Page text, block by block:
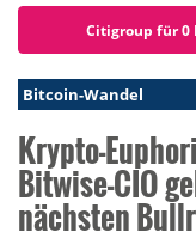
Citigroup für 0
Bitcoin-Wandel
Krypto-
Bitwise-CIO
nächsten